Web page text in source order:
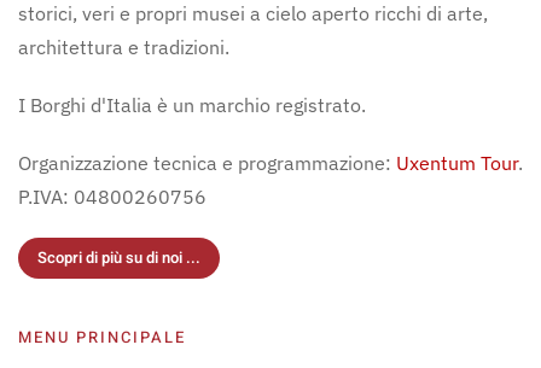
storici, veri e propri musei a cielo aperto ricchi di arte,
architettura e tradizioni.
I Borghi d'Italia è un marchio registrato.
Organizzazione tecnica e programmazione: Uxentum Tour.
P.IVA: 04800260756
Scopri di più su di noi ...
MENU PRINCIPALE